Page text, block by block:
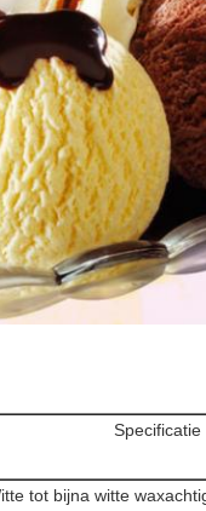
Specificatie
tot bijna witte